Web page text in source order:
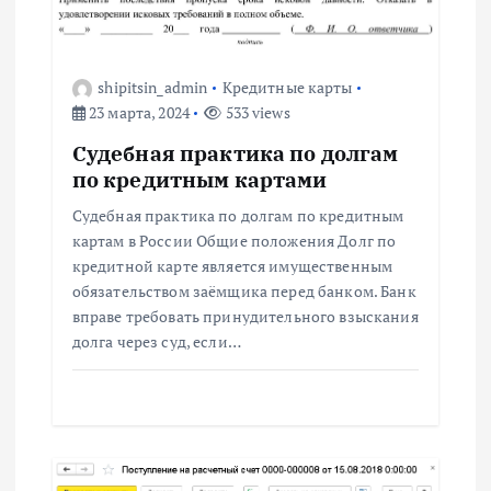
и
shipitsin_admin
Кредитные карты
23 марта, 2024
533 views
Судебная практика по долгам
по кредитным картами
Судебная практика по долгам по кредитным
картам в России Общие положения Долг по
кредитной карте является имущественным
обязательством заёмщика перед банком. Банк
вправе требовать принудительного взыскания
долга через суд, если…